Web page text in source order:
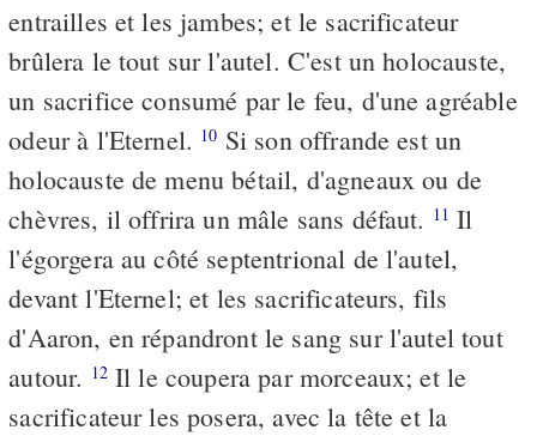
entrailles et les jambes; et le sacrificateur
brûlera le tout sur l'autel. C'est un holocauste,
un sacrifice consumé par le feu, d'une agréable
odeur à l'Eternel. 10 Si son offrande est un
holocauste de menu bétail, d'agneaux ou de
chèvres, il offrira un mâle sans défaut. 11 Il
l'égorgera au côté septentrional de l'autel,
devant l'Eternel; et les sacrificateurs, fils
d'Aaron, en répandront le sang sur l'autel tout
autour. 12Il le coupera par morceaux; et le
sacrificateur les posera, avec la tête et la